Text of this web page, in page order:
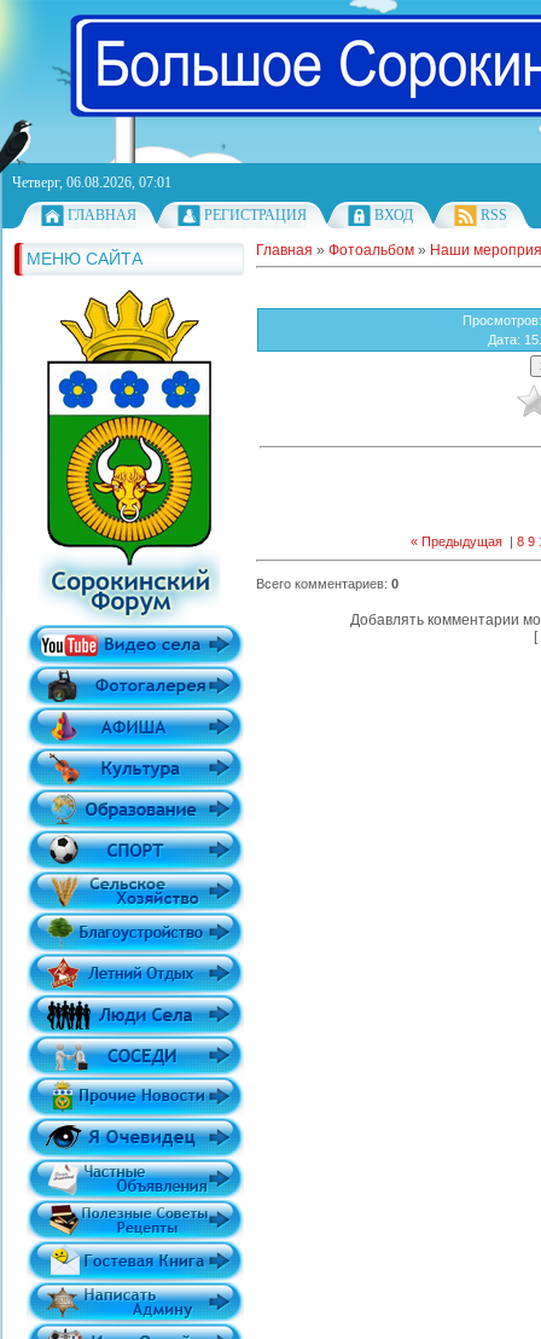
Четверг, 06.08.2026, 07:01
ГЛАВНАЯ
РЕГИСТРАЦИЯ ВХОД RSS
МЕНЮ САЙТА Главная » Фотоальбом » Наши
Просмотров
Дата:
« Предыдущая| 8 9
Всего комментариев: 0
Добавлять комментарии
[